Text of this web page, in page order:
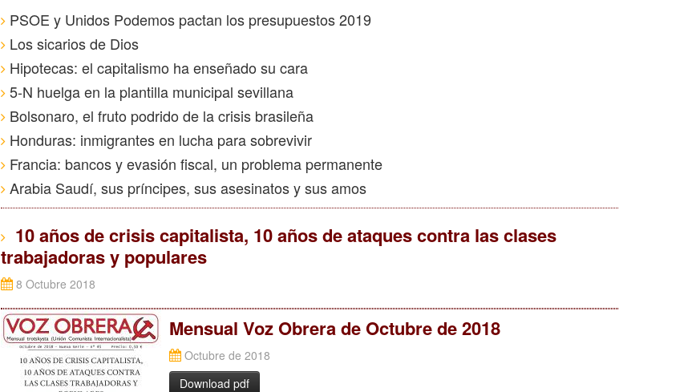
PSOE y Unidos Podemos pactan los presupuestos 2019
Los sicarios de Dios
Hipotecas: el capitalismo ha enseñado su cara
5-N huelga en la plantilla municipal sevillana
Bolsonaro, el fruto podrido de la crisis brasileña
Honduras: inmigrantes en lucha para sobrevivir
Francia: bancos y evasión fiscal, un problema permanente
Arabia Saudí, sus príncipes, sus asesinatos y sus amos
10 años de crisis capitalista, 10 años de ataques contra las clases
trabajadoras y populares
8 Octubre 2018
Mensual Voz Obrera de Octubre de 2018
Octubre de 2018
Download pdf